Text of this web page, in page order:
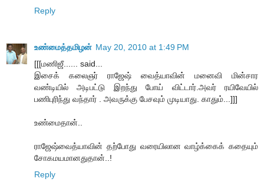
Reply
உண்மைத்தமிழன் May 20, 2010 at 1:49 PM
[[[மணிஜீ...... said...
இசைக் கலைஞர் ராஜேஷ் வைத்யாவின் மனைவி மின்சார
வண்டியில் அடிபட்டு இறந்து போய் விட்டார்.அவர் ரயிவேயில்
பணிபுரிந்து வந்தார் . அவருக்கு பேசவும் முடியாது. காதும்...]]]
உண்மைதான்..
ராஜேஷ்வைத்யாவின் தற்போது வரையிலான வாழ்க்கைக் கதையும்
சோகமயமானதுதான்..!
Reply